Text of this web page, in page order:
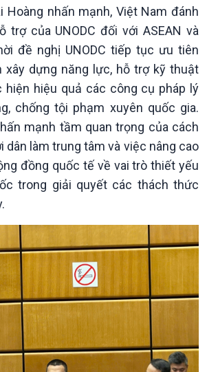
Nam
Khoa học & Công nghệ
Tin Khoa học & Công nghệ
Kết nối công nghệ
Sống chung với biến đổi
khí hậu
Hoàng nhấn mạnh, Việt Nam đánh
trợ của UNODC đối với ASEAN và
đề nghị UNODC tiếp tục ưu tiên
xây dựng năng lực, hỗ trợ kỹ thuật
hiệu quả các công cụ pháp lý
chống tội phạm xuyên quốc gia.
mạnh tầm quan trọng của cách
dân làm trung tâm và việc nâng cao
đồng quốc tế về vai trò thiết yếu
trong giải quyết các thách thức